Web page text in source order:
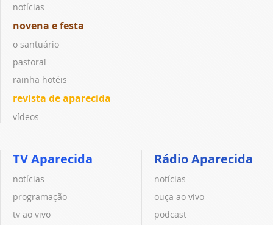
notícias
novena e festa
o santuário
pastoral
rainha hotéis
revista de aparecida
vídeos
TV Aparecida
notícias
programação
tv ao vivo
Rádio Aparecida
notícias
ouça ao vivo
podcast